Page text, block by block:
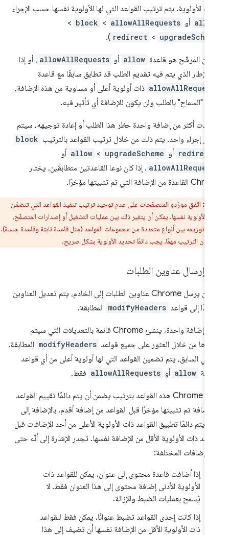
الأولوية. يتم ترتيب القواعد التي لها الأولوية نفسها حسب الإجراء
أو allowAllRequests
>
block
>
>
redirect
).
كان المرشّح هو قاعدة allow أو allowAllRequests ، أو إذا
الإطار الذي يتم فيه تقديم الطلب قد تطابق سابقًا مع قاعدة
ذات أولوية أعلى أو مساوية من هذه الإضافة،
"السماح" بالطلب ولن يكون للإضافة أي تأثير فيه.
أرادت أكثر من إضافة واحدة حظر هذا الطلب أو إعادة توجيهه، سيتم
إجراء واحد. يتم ذلك من خلال ترتيب القواعد بالترتيب block
redirect أو upgradeScheme
>
allow أو
. إذا كان نوعا القاعدتين متطابقَين، يختار
اتّفق مورّدو المتصفّحات على عدم توحيد ترتيب تنفيذ القواعد التي تتضمّن
والأولوية نفسها. يمكن أن يتغير ذلك بين عمليات التشغيل أو إصدارات المتصفّح،
توزيعه بين أنواع متعددة من مجموعات القواعد (مثل قاعدة ثابتة وقاعدة جلسة).
الترتيب مهمًا، يجب دائمًا تحديد الأولوية بشكل صريح.
إرسال عناوين الطلبات
قبل أن يرسل Chrome عناوين الطلبات إلى الخادم، يتم تعديل العناوين
إلى قواعد modifyHeaders المطابقة.
ضمن إضافة واحدة، ينشئ Chrome قائمة بالتعديلات التي سيتم
من خلال العثور على جميع قواعد modifyHeaders المطابقة.
في السابق، يتم تضمين القواعد التي لها أولوية أعلى من أي قواعد
allow أو allowAllRequests فقط.
يطبّق Chrome هذه القواعد بترتيب يضمن أن يتم دائمًا تقييم القواعد
تم تثبيتها مؤخرًا قبل القواعد من إضافة أقدم. بالإضافة إلى
يتم دائمًا تطبيق القواعد ذات الأولوية الأعلى من أحد الإضافات قبل
ذات الأولوية الأقل من الإضافة نفسها. تجدر الإشارة إلى أنّه حتى
المختلفة:
إذا أضافت قاعدة محتوى إلى عنوان، يمكن للقواعد ذات
الأولوية الأدنى إضافة محتوى إلى هذا العنوان فقط. لا
يُسمح بعمليات الضبط والإزالة.
إذا كانت إحدى القواعد تضبط عنوانًا، يمكن فقط للقواعد
ذات الأولوية الأقل من الإضافة نفسها أن تضيف إلى هذا